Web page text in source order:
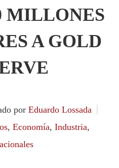
MILLONES
A GOLD
por Eduardo Lossada
, Economía, Industria,